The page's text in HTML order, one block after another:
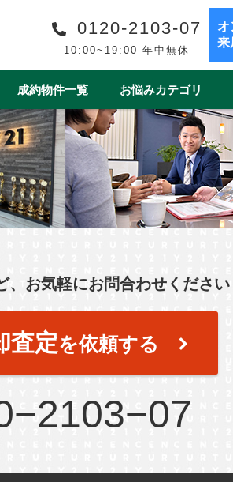
0120-2103-07
10:00~19:00 年中無休
オ
来
安心の買取保障制度 売却後も
収益物件売買事例一覧
テラスハウス
熊谷市 久喜市 朝霞市
成約物件一覧 お悩みカテゴリ
地 相続 離婚 空き家
ーワンコイン） 老後の暮らしをデザ
スタッフインタビュー一覧
、お気軽にお問合わせください
査定を依頼する